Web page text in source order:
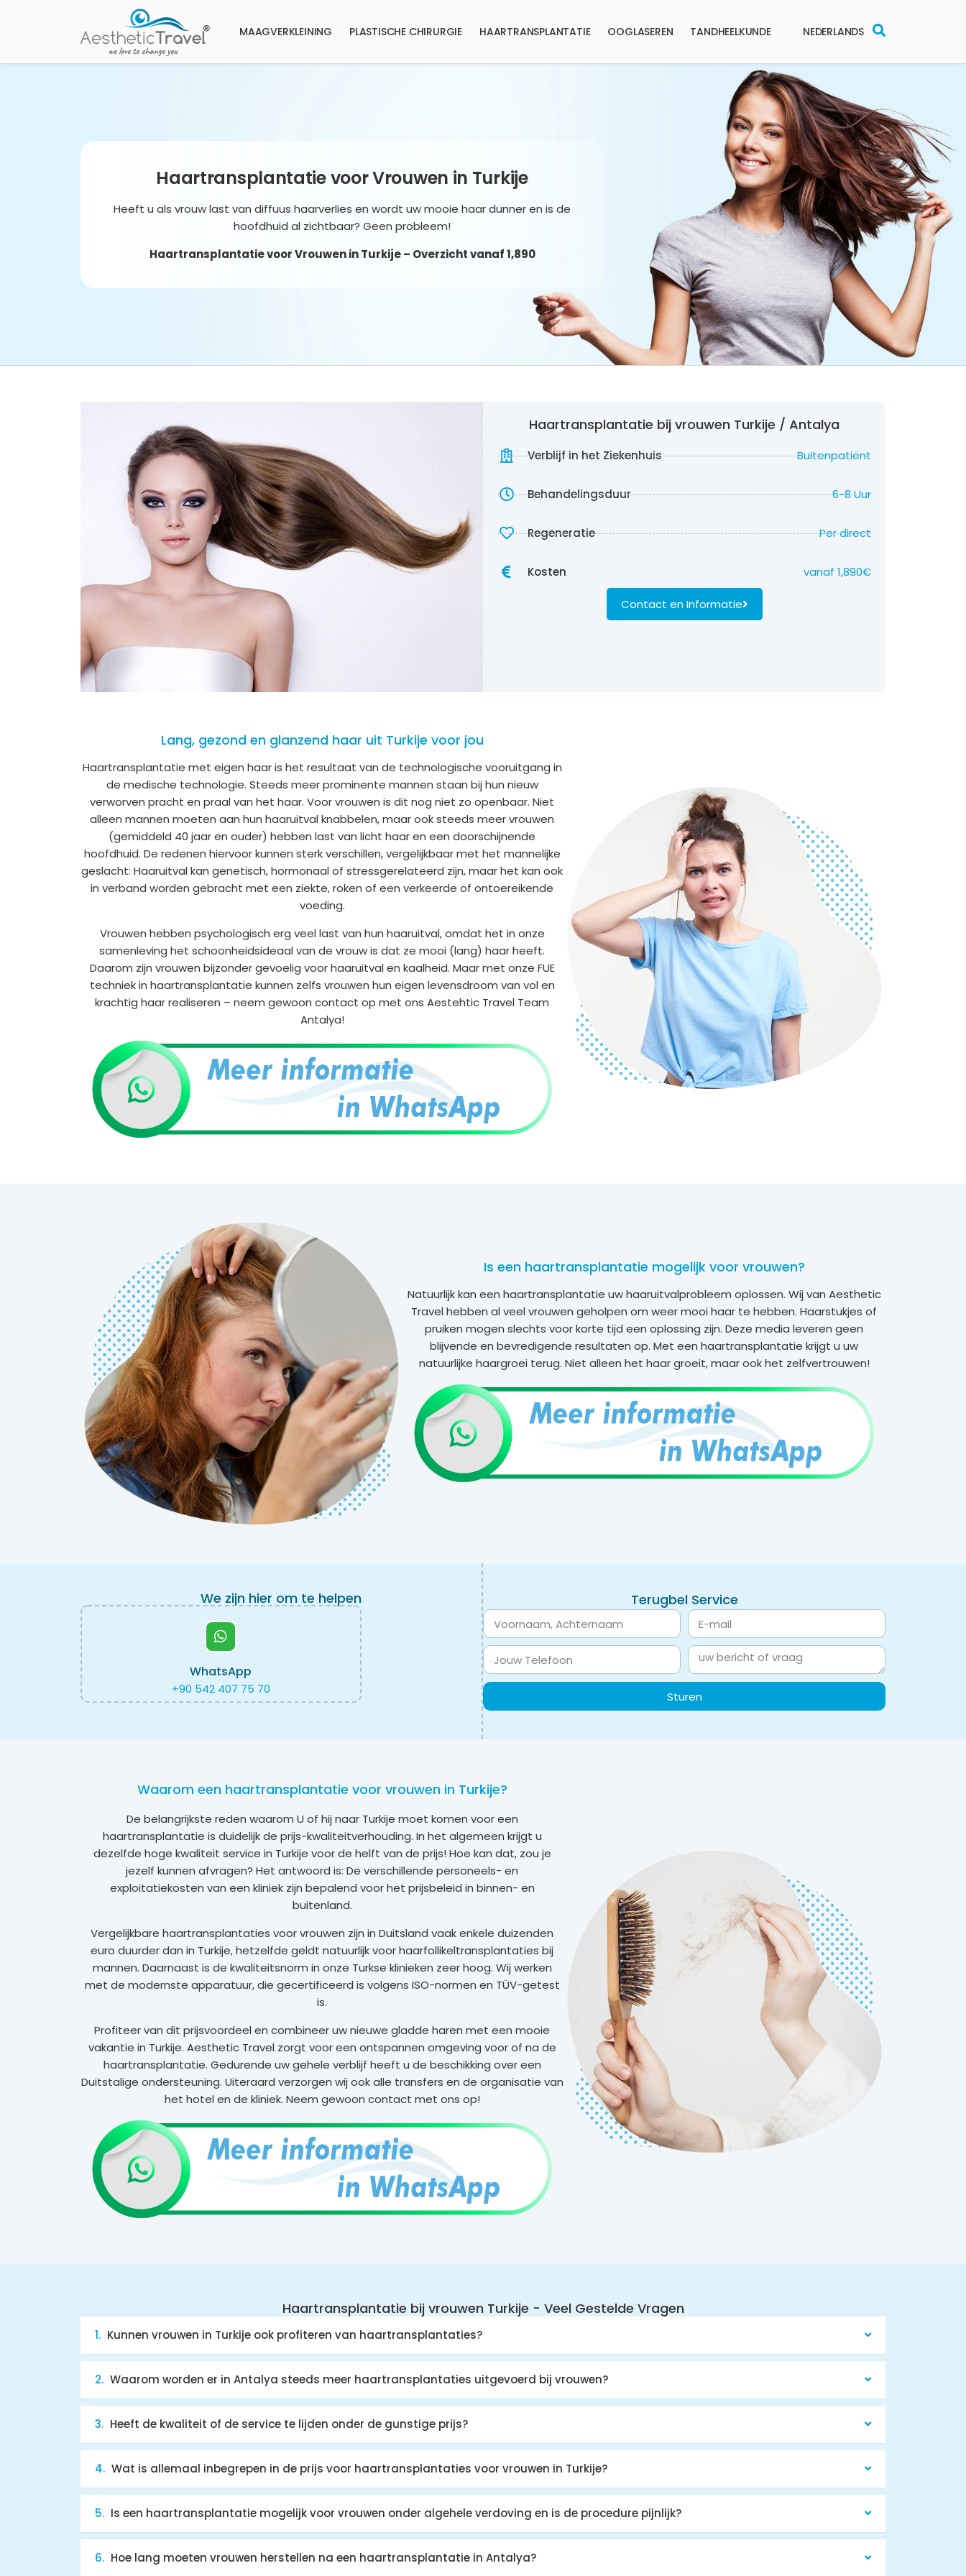
MAAGVERKLEINING PLASTISCHE CHIRURGIE HAARTRANSPLANTATIE OOGLASEREN TANDHEELKUNDE NEDERLANDS
Haartransplantatie voor Vrouwen in Turkije
Heeft u als vrouw last van diffuus haarverlies en wordt uw mooie haar dunner en is de
hoofdhuid al zichtbaar? Geen probleem!
Haartransplantatie voor Vrouwen in Turkije – Overzicht​ vanaf 1,890
Haartransplantatie bij vrouwen Turkije / Antalya
Verblijf in het Ziekenhuis Buitenpatiënt
Behandelingsduur 6-8 Uur
Regeneratie Per direct
Kosten vanaf 1,890€
Contact en Informatie
Lang, gezond en glanzend haar uit Turkije voor jou
Haartransplantatie met eigen haar is het resultaat van de technologische vooruitgang in
de medische technologie. Steeds meer prominente mannen staan bij hun nieuw
verworven pracht en praal van het haar. Voor vrouwen is dit nog niet zo openbaar. Niet
alleen mannen moeten aan hun haaruitval knabbelen, maar ook steeds meer vrouwen
(gemiddeld 40 jaar en ouder) hebben last van licht haar en een doorschijnende
hoofdhuid. De redenen hiervoor kunnen sterk verschillen, vergelijkbaar met het mannelijke
geslacht: Haaruitval kan genetisch, hormonaal of stressgerelateerd zijn, maar het kan ook
in verband worden gebracht met een ziekte, roken of een verkeerde of ontoereikende
voeding.
Vrouwen hebben psychologisch erg veel last van hun haaruitval, omdat het in onze
samenleving het schoonheidsideaal van de vrouw is dat ze mooi (lang) haar heeft.
Daarom zijn vrouwen bijzonder gevoelig voor haaruitval en kaalheid. Maar met onze FUE
techniek in haartransplantatie kunnen zelfs vrouwen hun eigen levensdroom van vol en
krachtig haar realiseren – neem gewoon contact op met ons Aestehtic Travel Team
Antalya!
Is een haartransplantatie mogelijk voor vrouwen?
Natuurlijk kan een haartransplantatie uw haaruitvalprobleem oplossen. Wij van Aesthetic
Travel hebben al veel vrouwen geholpen om weer mooi haar te hebben. Haarstukjes of
pruiken mogen slechts voor korte tijd een oplossing zijn. Deze media leveren geen
blijvende en bevredigende resultaten op. Met een haartransplantatie krijgt u uw
natuurlijke haargroei terug. Niet alleen het haar groeit, maar ook het zelfvertrouwen!
We zijn hier om te helpen
WhatsApp
+90 542 407 75 70
Terugbel Service
Sturen
Waarom een haartransplantatie voor vrouwen in Turkije?
De belangrijkste reden waarom U of hij naar Turkije moet komen voor een
haartransplantatie is duidelijk de prijs-kwaliteitverhouding. In het algemeen krijgt u
dezelfde hoge kwaliteit service in Turkije voor de helft van de prijs! Hoe kan dat, zou je
jezelf kunnen afvragen? Het antwoord is: De verschillende personeels- en
exploitatiekosten van een kliniek zijn bepalend voor het prijsbeleid in binnen- en
buitenland.
Vergelijkbare haartransplantaties voor vrouwen zijn in Duitsland vaak enkele duizenden
euro duurder dan in Turkije, hetzelfde geldt natuurlijk voor haarfollikeltransplantaties bij
mannen. Daarnaast is de kwaliteitsnorm in onze Turkse klinieken zeer hoog. Wij werken
met de modernste apparatuur, die gecertificeerd is volgens ISO-normen en TÜV-getest
is.
Profiteer van dit prijsvoordeel en combineer uw nieuwe gladde haren met een mooie
vakantie in Turkije. Aesthetic Travel zorgt voor een ontspannen omgeving voor of na de
haartransplantatie. Gedurende uw gehele verblijf heeft u de beschikking over een
Duitstalige ondersteuning. Uiteraard verzorgen wij ook alle transfers en de organisatie van
het hotel en de kliniek. Neem gewoon contact met ons op!
Haartransplantatie bij vrouwen Turkije - Veel Gestelde Vragen​
Kunnen vrouwen in Turkije ook profiteren van haartransplantaties?
Waarom worden er in Antalya steeds meer haartransplantaties uitgevoerd bij vrouwen?
Heeft de kwaliteit of de service te lijden onder de gunstige prijs?
Wat is allemaal inbegrepen in de prijs voor haartransplantaties voor vrouwen in Turkije?
Is een haartransplantatie mogelijk voor vrouwen onder algehele verdoving en is de procedure pijnlijk?
Hoe lang moeten vrouwen herstellen na een haartransplantatie in Antalya?